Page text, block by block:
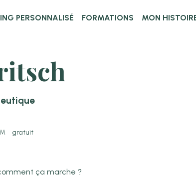
PERSONNALISÉ FORMATIONS MON
gratuit
ça marche ?